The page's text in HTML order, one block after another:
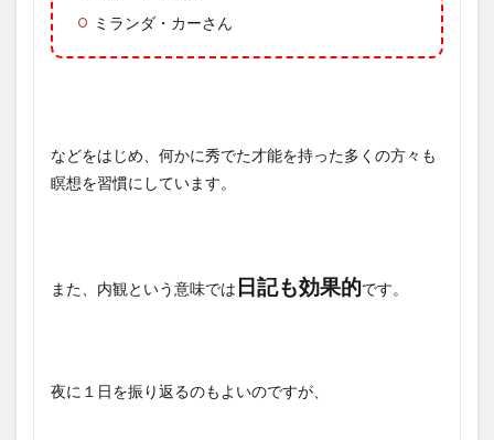
ミランダ・カーさん
などをはじめ、何かに秀でた才能を持った多くの方々も
瞑想を習慣にしています。
また、内観という意味では 日記も効果的です。
夜に１日を振り返るのもよいのですが、